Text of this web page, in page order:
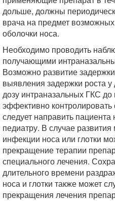
дольше, должны
врача на предмет
оболочки носа.
Необходимо проводить
получающими
Возможно развитие
выявления задержки роста
дозу интраназальных ГКС
эффективно
следует направить пациента
педиатру. В случае развития
инфекции носа или глотки
прекращение терапии
специального лечения.
длительного времени
носа и глотки также может
прекращения лечения